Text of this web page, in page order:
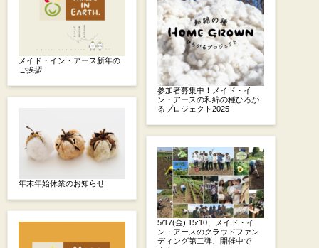
メイド・イン・アース新年の
ご挨拶
年末年始休業のお知らせ
参加者募集中！メイド・イ
ン・アースの和綿の種ひろが
るプロジェクト2025
5/17(金) 15:10、メイド・イ
ン・アースのクラウドファン
ディング第二弾、開催中で